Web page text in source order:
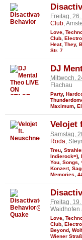
Freitag,
Club,
Love
Club
Heat, They,
Str. 7
DJ
Mittwoch,
Flachau
Party,
Maximum,
Velojet
Samstag,
Röda , Steyr
Treu
Indierock=)
You Songs
Konzert,
Memories
Freitag,
Waidhofen
Love
Club
Beyond
Wiener